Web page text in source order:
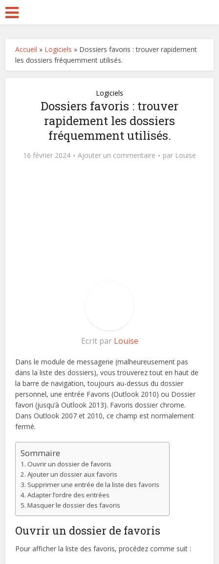
Accueil » Logiciels » Dossiers favoris : trouver rapidement
les dossiers fréquemment utilisés.
Logiciels
Dossiers favoris : trouver
rapidement les dossiers
fréquemment utilisés.
16 février 2024 Ajouter un commentaire par Louise
Ecrit par Louise
Dans le module de messagerie (malheureusement pas
dans la liste des dossiers), vous trouverez tout en haut de
la barre de navigation, toujours au-dessus du dossier
personnel, une entrée Favoris (Outlook 2010) ou Dossier
favori (jusqu’à Outlook 2013). Favoris dossier chrome.
Dans Outlook 2007 et 2010, ce champ est normalement
fermé.
Sommaire
Ouvrir un dossier de favoris
Ajouter un dossier aux favoris
Supprimer une entrée de la liste des favoris
Adapter l’ordre des entrées
Masquer le dossier des favoris
Ouvrir un dossier de favoris
Pour afficher la liste des favoris, procédez comme suit :